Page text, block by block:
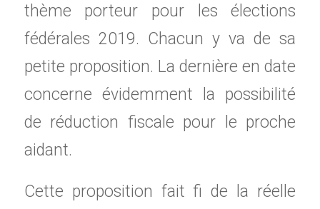
thème porteur pour les élections
fédérales 2019. Chacun y va de sa
petite proposition. La dernière en date
concerne évidemment la possibilité
de réduction fiscale pour le proche
aidant.
Cette proposition fait fi de la réelle